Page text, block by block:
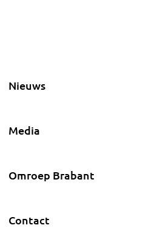
Nieuws
Media
Omroep Brabant
Contact